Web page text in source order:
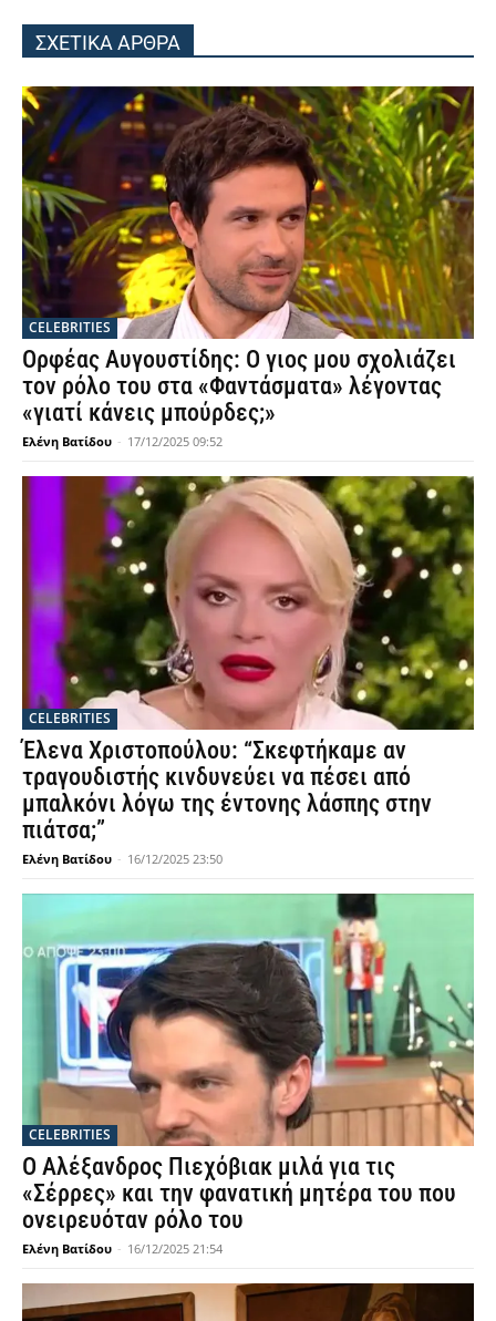
ΣΧΕΤΙΚΑ ΑΡΘΡΑ
CELEBRITIES
Ορφέας Αυγουστίδης: Ο γιος μου σχολιάζει
τον ρόλο του στα «Φαντάσματα» λέγοντας
«γιατί κάνεις μπούρδες;»
Ελένη Βατίδου - 17/12/2025 09:52
CELEBRITIES
Έλενα Χριστοπούλου: “Σκεφτήκαμε αν
τραγουδιστής κινδυνεύει να πέσει από
μπαλκόνι λόγω της έντονης λάσπης στην
πιάτσα;”
Ελένη Βατίδου - 16/12/2025 23:50
CELEBRITIES
Ο Αλέξανδρος Πιεχόβιακ μιλά για τις
«Σέρρες» και την φανατική μητέρα του που
ονειρευόταν ρόλο του
Ελένη Βατίδου - 16/12/2025 21:54